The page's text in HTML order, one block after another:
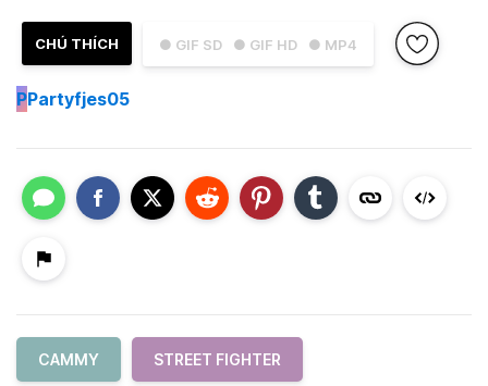
● GIF SD ● GIF HD ● MP4
CHÚ THÍCH
PPartyfjes05
CAMMY STREET FIGHTER